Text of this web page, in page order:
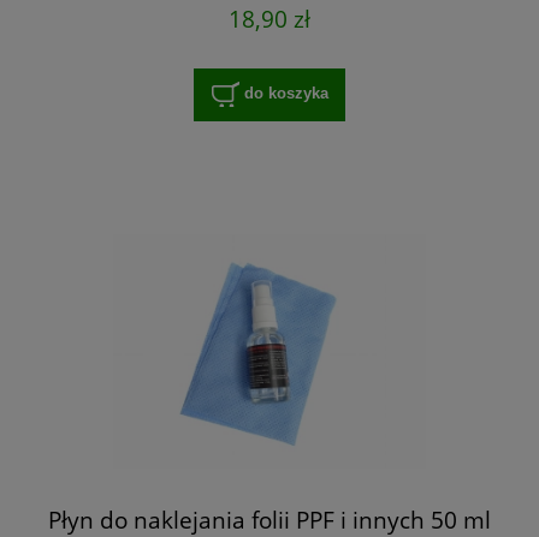
18,90 zł
do koszyka
Płyn do naklejania folii PPF i innych 50 ml